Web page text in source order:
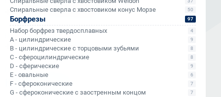
+7 (812) 454-00-80
Номер в Москве
+7 (495) 145-80-40
По любым вопросам:
info@kerner.ru
Спиральные сверла с хвостовиком конус Морзе 50
Борфрезы 97
Набор борфрез твердосплавных 4
A - цилиндрические 9
B - цилиндрические с торцовыми зубьями 8
C - сфероцилиндрические 8
D - сферические 9
E - овальные 6
F - сфероконические 7
G - сфероконические с заостренным концом 7